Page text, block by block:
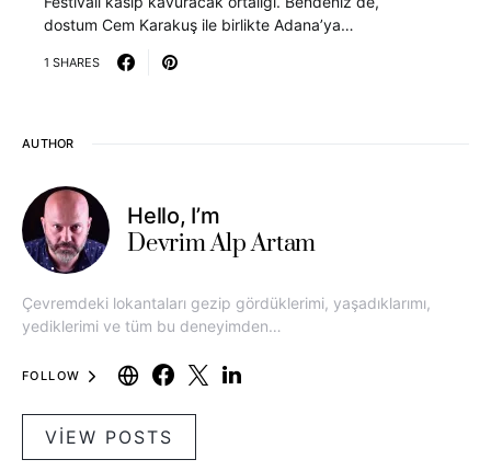
dostum Cem Karakuş ile birlikte Adana’ya…
1 SHARES
AUTHOR
Hello, I’m
Devrim Alp Artam
Çevremdeki lokantaları gezip gördüklerimi, yaşadıklarımı,
yediklerimi ve tüm bu deneyimden…
FOLLOW
VIEW POSTS